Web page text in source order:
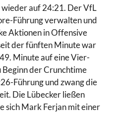
auf 24:21. Der VfL
Führung verwalten und
Aktionen in Offensive
der fünften Minute war
Minute auf eine Vier-
der Crunchtime
Führung und zwang die
Die Lübecker ließen
sich Mark Ferjan mit einer